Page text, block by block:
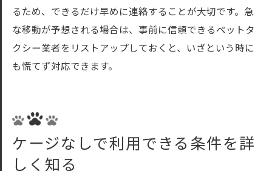
るため、できるだけ早めに連絡することが大切です。急
な移動が予想される場合は、事前に信頼できるペットタ
クシー業者をリストアップしておくと、いざという時に
も慌てず対応できます。
ケージなしで利用できる条件を詳
しく知る